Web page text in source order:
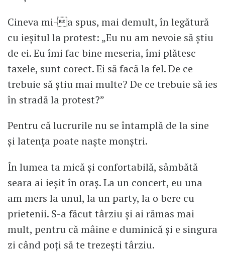
Cineva mi-a spus, mai demult, în legătură
cu ieșitul la protest: „Eu nu am nevoie să știu
de ei. Eu îmi fac bine meseria, îmi plătesc
taxele, sunt corect. Ei să facă la fel. De ce
trebuie să știu mai multe? De ce trebuie să ies
în stradă la protest?”
Pentru că lucrurile nu se întamplă de la sine
și latența poate naște monștri.
În lumea ta mică și confortabilă, sâmbătă
seara ai ieșit în oraș. La un concert, eu una
am mers la unul, la un party, la o bere cu
prietenii. S-a făcut târziu și ai rămas mai
mult, pentru că mâine e duminică și e singura
zi când poți să te trezești târziu.